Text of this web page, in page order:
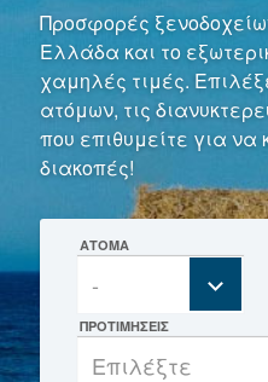
Προσφορές
Ελλάδα και το
χαμηλές τιμές.
ατόμων, τις
που επιθυμείτε για
διακοπές!
ΑΤΟΜΑ
-
ΠΡΟΤΙΜΗΣΕΙΣ
Επιλέξτε